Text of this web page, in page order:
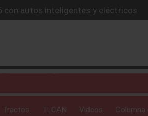
con autos inteligentes y eléctricos
eléctricos y acelera su estrategia
del Oso en México
gratis” y sacude la postventa
más de 1,000 km
Tractos TLCAN Videos Columna